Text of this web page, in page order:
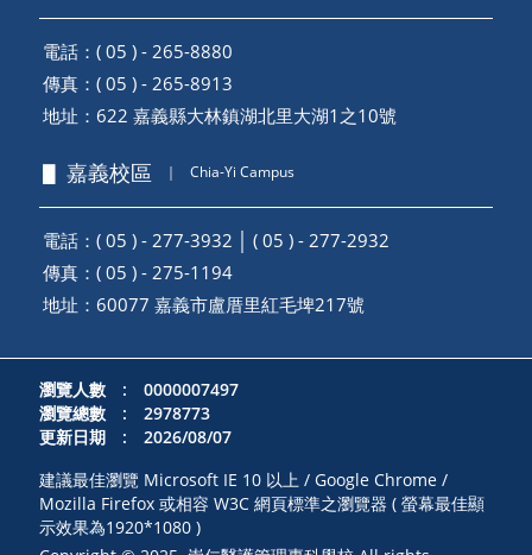
電話：( 05 ) - 265-8880
傳真：( 05 ) - 265-8913
地址： 622 嘉義縣大林鎮湖北里大湖1之10號
▋ 嘉義校區 ｜ Chia-Yi Campus
電話：( 05 ) - 277-3932 │ ( 05 ) - 277-2932
傳真：( 05 ) - 275-1194
地址： 60077 嘉義市盧厝里紅毛埤217號
瀏覽人數 : 0000007497
瀏覽總數 : 2978773
更新日期 : 2026/08/07
建議最佳瀏覽 Microsoft IE 10 以上 / Google Chrome /
Mozilla Firefox 或相容 W3C 網頁標準之瀏覽器 ( 螢幕最佳顯
示效果為1920*1080 )